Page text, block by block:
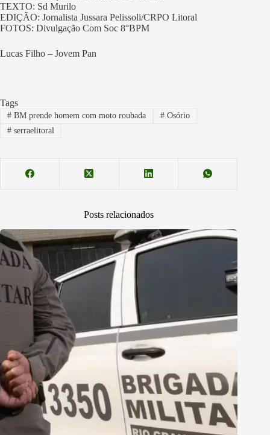
TEXTO: Sd Murilo
EDIÇÃO: Jornalista Jussara Pelissoli/CRPO Litoral
FOTOS: Divulgação Com Soc 8°BPM
Lucas Filho – Jovem Pan
Tags
#BM prende homem com moto roubada #Osório
#serraelitoral
Posts relacionados